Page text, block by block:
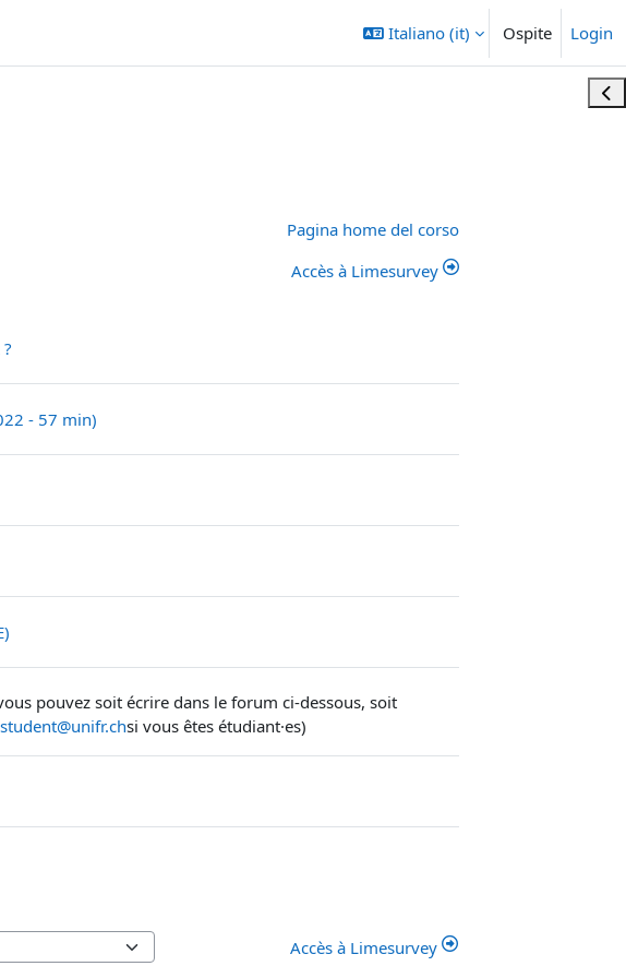
Italiano ‎(it)‎ Ospite Login
Pagina home del corso
Accès à Limesurvey
Pagina
- 57 min)Contenuto Interattivo
Pagina
pouvez soit écrire dans le forum ci-dessous, soit
si vous êtes étudiant·es)
Accès à Limesurvey